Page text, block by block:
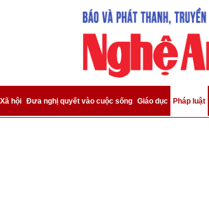
Xã hội Đưa nghị quyết vào cuộc sống Giáo dục Pháp luật